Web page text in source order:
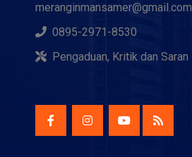
meranginmansamer@gmail.com
0895-2971-8530
Pengaduan, Kritik dan Saran